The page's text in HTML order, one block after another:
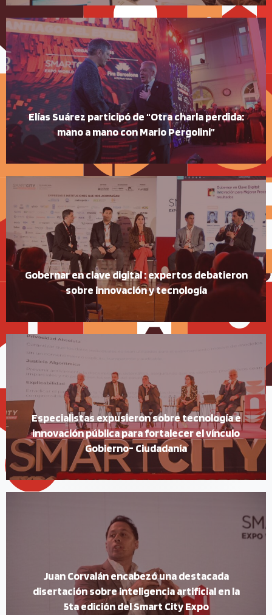
Elías Suárez participó de “Otra charla perdida:
mano a mano con Mario Pergolini”
Gobernar en clave digital : expertos debatieron
sobre innovación y tecnología
Especialistas expusieron sobre tecnología e
innovación pública para fortalecer el vínculo
Gobierno- Ciudadanía
Juan Corvalán encabezó una destacada
disertación sobre inteligencia artificial en la
5ta edición del Smart City Expo